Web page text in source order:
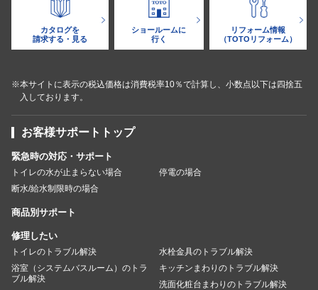
カタログを
請求する・見る
ショールームに
行く
リフォーム情報
（TOTOリフォーム）
※本サイトに表示の税込価格は消費税率10％で計算し、小数点以下は四捨五
入しております。
お客様サポートトップ
緊急時の対応・サポート
トイレの水が止まらない場合
停電の場合
断水/給水制限時の場合
商品別サポート
修理したい
トイレのトラブル解決
水栓金具のトラブル解決
浴室（システムバスルーム）のトラ
ブル解決
キッチンまわりのトラブル解決
洗面化粧台まわりのトラブル解決